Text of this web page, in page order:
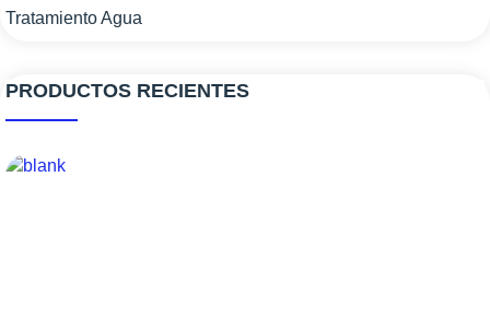
Tratamiento Agua
PRODUCTOS RECIENTES